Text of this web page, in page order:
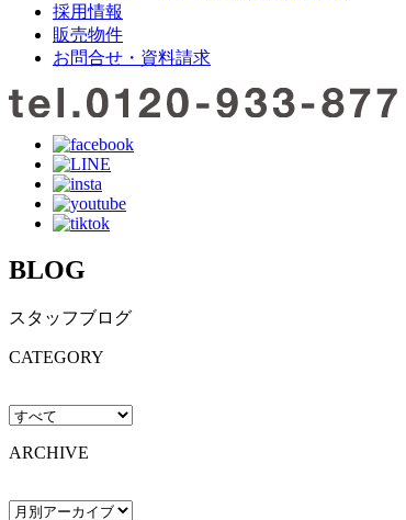
採用情報
販売物件
お問合せ・資料請求
BLOG
スタッフブログ
CATEGORY
ARCHIVE